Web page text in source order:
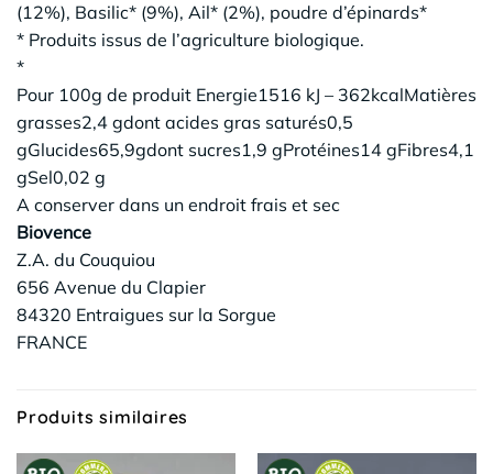
(12%), Basilic* (9%), Ail* (2%), poudre d’épinards*
* Produits issus de l’agriculture biologique.
*
Pour 100g de produit Energie1516 kJ – 362kcalMatières
grasses2,4 gdont acides gras saturés0,5
gGlucides65,9gdont sucres1,9 gProtéines14 gFibres4,1
gSel0,02 g
A conserver dans un endroit frais et sec
Biovence
Z.A. du Couquiou
656 Avenue du Clapier
84320 Entraigues sur la Sorgue
FRANCE
Produits similaires